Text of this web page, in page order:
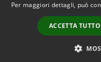
Accessibilità
Per maggiori dettagli, può
ACCETTA TUTTO